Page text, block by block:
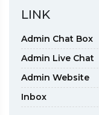
LINK
Admin Chat Box
Admin Live Chat
Admin Website
Inbox